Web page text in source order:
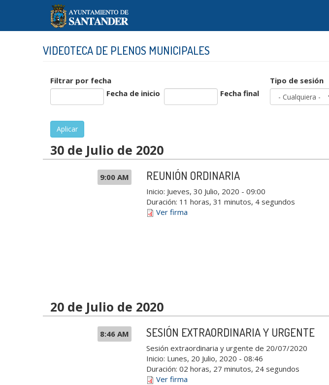
VIDEOTECA DE PLENOS MUNICIPALES
Filtrar por fecha
Fecha de inicio
Fecha final
Tipo de sesión
Aplicar
30 de Julio de 2020
9:00 AM REUNIÓN ORDINARIA
Inicio: Jueves, 30 Julio, 2020 - 09:00
Duración: 11 horas, 31 minutos, 4 segundos
Ver firma
20 de Julio de 2020
8:46 AM SESIÓN EXTRAORDINARIA Y URGENTE
Sesión extraordinaria y urgente de 20/07/2020
Inicio: Lunes, 20 Julio, 2020 - 08:46
Duración: 02 horas, 27 minutos, 24 segundos
Ver firma